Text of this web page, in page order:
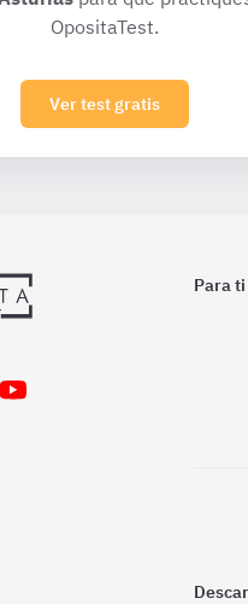
OpositaTest.
Ver test gratis
Para ti